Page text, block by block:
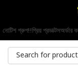
নোটিশ গ্রুপ!!প্রিয় প্রডাক্টসঅর্ডার